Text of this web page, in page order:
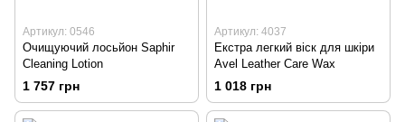
Артикул: 0546
Очищуючий лосьйон Saphir
Cleaning Lotion
1 757 грн
Артикул: 4037
Екстра легкий віск для шкіри
Avel Leather Care Wax
1 018 грн